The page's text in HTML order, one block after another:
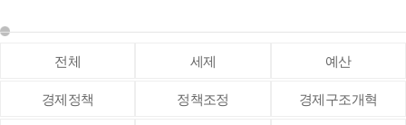
전체 세제 예산
경제정책 정책조정 경제구조개혁